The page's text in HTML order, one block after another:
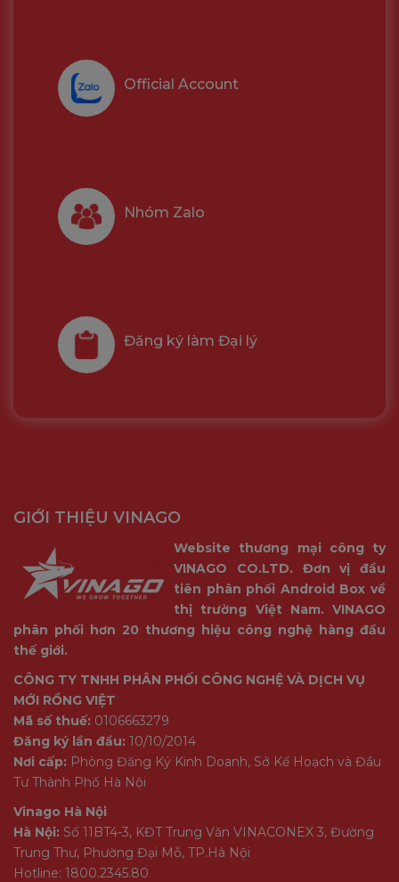
Official Account
Nhóm Zalo
Đăng ký làm Đại lý
GIỚI THIỆU VINAGO
Website thương mại công ty
VINAGO CO.LTD. Đơn vị đầu
tiên phân phối Android Box về
thị trường Việt Nam. VINAGO
phân phối hơn 20 thương hiệu công nghệ hàng đầu
thế giới.
CÔNG TY TNHH PHÂN PHỐI CÔNG NGHỆ VÀ DỊCH VỤ
MỚI RỒNG VIỆT
Mã số thuế: 0106663279
Đăng ký lần đầu: 10/10/2014
Nơi cấp: Phòng Đăng Ký Kinh Doanh, Sở Kế Hoạch và Đầu
Tư Thành Phố Hà Nội
Vinago Hà Nội
Hà Nội: Số 11BT4-3, KĐT Trung Văn VINACONEX 3, Đường
Trung Thư, Phường Đại Mỗ, TP.Hà Nội
Hotline: 1800.2345.80